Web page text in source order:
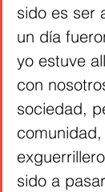
sido es ser
un día
yo estuve
con
sociedad,
sido a